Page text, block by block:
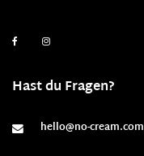
Hast du Fragen?
hello@no-cream.com